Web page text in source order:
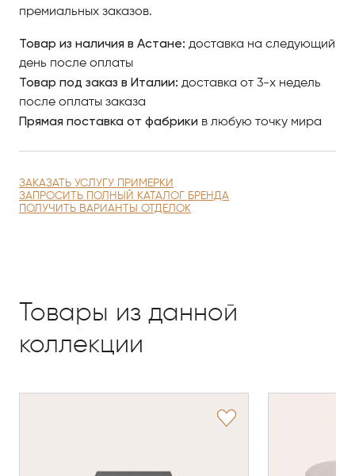
премиальных заказов.
Товар из наличия в Астане: доставка на следующий
день после оплаты
Товар под заказ в Италии: доставка от 3-х недель
после оплаты заказа
Прямая поставка от фабрики в любую точку мира
ЗАКАЗАТЬ УСЛУГУ ПРИМЕРКИ
ЗАПРОСИТЬ ПОЛНЫЙ КАТАЛОГ БРЕНДА
ПОЛУЧИТЬ ВАРИАНТЫ ОТДЕЛОК
Товары из данной
коллекции